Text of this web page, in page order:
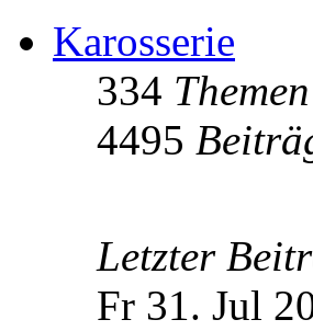
Karosserie
334 Themen
4495
Letzter
Fr 31. Jul